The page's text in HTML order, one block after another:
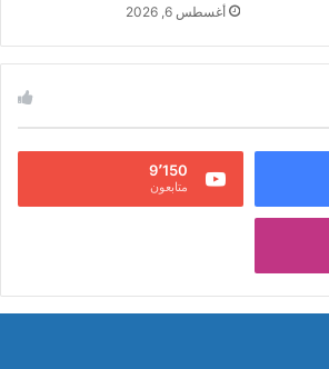
أغسطس 6, 2026
9٬150
متابعون